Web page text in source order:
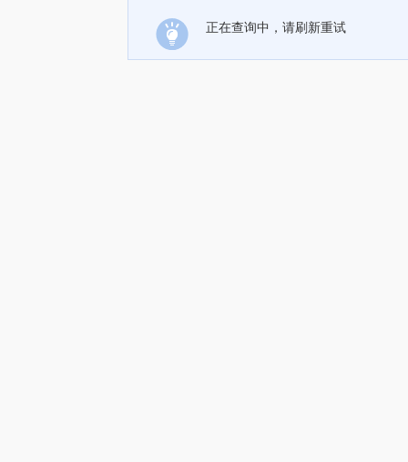
正在查询中，请刷新重试